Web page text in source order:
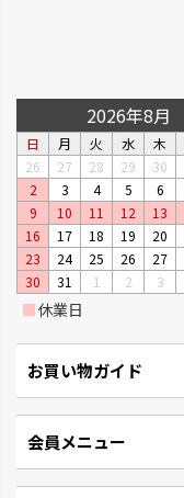
2026年8月
日 月 火 水 木
26
27 28 29 30
2
3 4 5 6
9
10 11 12 13
16
17 18 19 20
23
24 25 26 27
30
31 1 2 3
■休業日
お買い物ガイド
会員メニュー